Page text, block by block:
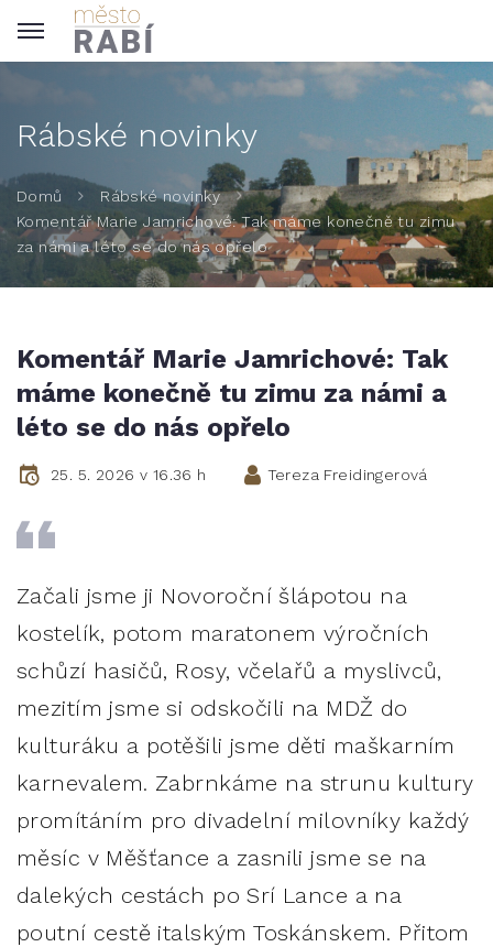
Rábské novinky
Domů
Rábské novinky
Komentář Marie Jamrichové: Tak máme konečně tu zimu
za námi a léto se do nás opřelo
Komentář Marie Jamrichové: Tak
máme konečně tu zimu za námi a
léto se do nás opřelo
25. 5. 2026 v 16.36 h Tereza Freidingerová
Začali jsme ji Novoroční šlápotou na
kostelík, potom maratonem výročních
schůzí hasičů, Rosy, včelařů a myslivců,
mezitím jsme si odskočili na MDŽ do
kulturáku a potěšili jsme děti maškarním
karnevalem. Zabrnkáme na strunu kultury
promítáním pro divadelní milovníky každý
měsíc v Měšťance a zasnili jsme se na
dalekých cestách po Srí Lance a na
poutní cestě italským Toskánskem. Přitom